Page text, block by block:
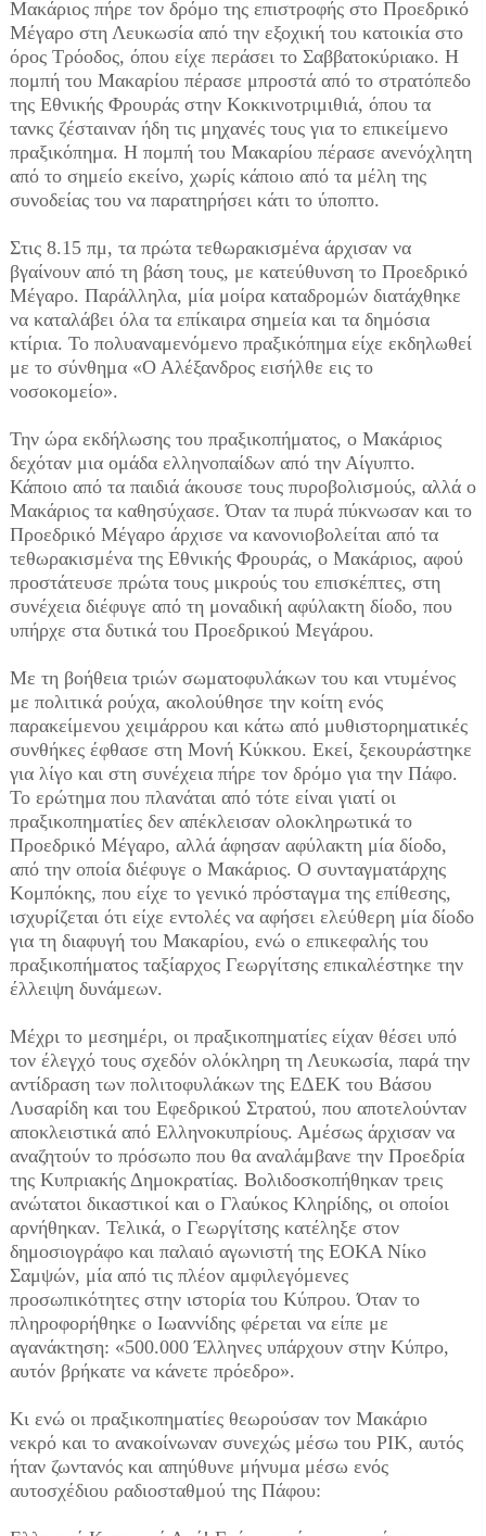
Μακάριος πήρε τον δρόμο της επιστροφής στο Προεδρικό
Μέγαρο στη Λευκωσία από την εξοχική του κατοικία στο
όρος Τρόοδος, όπου είχε περάσει το Σαββατοκύριακο. Η
πομπή του Μακαρίου πέρασε μπροστά από το στρατόπεδο
της Εθνικής Φρουράς στην Κοκκινοτριμιθιά, όπου τα
τανκς ζέσταιναν ήδη τις μηχανές τους για το επικείμενο
πραξικόπημα. Η πομπή του Μακαρίου πέρασε ανενόχλητη
από το σημείο εκείνο, χωρίς κάποιο από τα μέλη της
συνοδείας του να παρατηρήσει κάτι το ύποπτο.
Στις 8.15 πμ, τα πρώτα τεθωρακισμένα άρχισαν να
βγαίνουν από τη βάση τους, με κατεύθυνση το Προεδρικό
Μέγαρο. Παράλληλα, μία μοίρα καταδρομών διατάχθηκε
να καταλάβει όλα τα επίκαιρα σημεία και τα δημόσια
κτίρια. Το πολυαναμενόμενο πραξικόπημα είχε εκδηλωθεί
με το σύνθημα «Ο Αλέξανδρος εισήλθε εις το
νοσοκομείο».
Την ώρα εκδήλωσης του πραξικοπήματος, ο Μακάριος
δεχόταν μια ομάδα ελληνοπαίδων από την Αίγυπτο.
Κάποιο από τα παιδιά άκουσε τους πυροβολισμούς, αλλά ο
Μακάριος τα καθησύχασε. Όταν τα πυρά πύκνωσαν και το
Προεδρικό Μέγαρο άρχισε να κανονιοβολείται από τα
τεθωρακισμένα της Εθνικής Φρουράς, ο Μακάριος, αφού
προστάτευσε πρώτα τους μικρούς του επισκέπτες, στη
συνέχεια διέφυγε από τη μοναδική αφύλακτη δίοδο, που
υπήρχε στα δυτικά του Προεδρικού Μεγάρου.
Με τη βοήθεια τριών σωματοφυλάκων του και ντυμένος
με πολιτικά ρούχα, ακολούθησε την κοίτη ενός
παρακείμενου χειμάρρου και κάτω από μυθιστορηματικές
συνθήκες έφθασε στη Μονή Κύκκου. Εκεί, ξεκουράστηκε
για λίγο και στη συνέχεια πήρε τον δρόμο για την Πάφο.
Το ερώτημα που πλανάται από τότε είναι γιατί οι
πραξικοπηματίες δεν απέκλεισαν ολοκληρωτικά το
Προεδρικό Μέγαρο, αλλά άφησαν αφύλακτη μία δίοδο,
από την οποία διέφυγε ο Μακάριος. Ο συνταγματάρχης
Κομπόκης, που είχε το γενικό πρόσταγμα της επίθεσης,
ισχυρίζεται ότι είχε εντολές να αφήσει ελεύθερη μία δίοδο
για τη διαφυγή του Μακαρίου, ενώ ο επικεφαλής του
πραξικοπήματος ταξίαρχος Γεωργίτσης επικαλέστηκε την
έλλειψη δυνάμεων.
Μέχρι το μεσημέρι, οι πραξικοπηματίες είχαν θέσει υπό
τον έλεγχό τους σχεδόν ολόκληρη τη Λευκωσία, παρά την
αντίδραση των πολιτοφυλάκων της ΕΔΕΚ του Βάσου
Λυσαρίδη και του Εφεδρικού Στρατού, που αποτελούνταν
αποκλειστικά από Ελληνοκυπρίους. Αμέσως άρχισαν να
αναζητούν το πρόσωπο που θα αναλάμβανε την Προεδρία
της Κυπριακής Δημοκρατίας. Βολιδοσκοπήθηκαν τρεις
ανώτατοι δικαστικοί και ο Γλαύκος Κληρίδης, οι οποίοι
αρνήθηκαν. Τελικά, ο Γεωργίτσης κατέληξε στον
δημοσιογράφο και παλαιό αγωνιστή της ΕΟΚΑ Νίκο
Σαμψών, μία από τις πλέον αμφιλεγόμενες
προσωπικότητες στην ιστορία του Κύπρου. Όταν το
πληροφορήθηκε ο Ιωαννίδης φέρεται να είπε με
αγανάκτηση: «500.000 Έλληνες υπάρχουν στην Κύπρο,
αυτόν βρήκατε να κάνετε πρόεδρο».
Κι ενώ οι πραξικοπηματίες θεωρούσαν τον Μακάριο
νεκρό και το ανακοίνωναν συνεχώς μέσω του ΡΙΚ, αυτός
ήταν ζωντανός και απηύθυνε μήνυμα μέσω ενός
αυτοσχέδιου ραδιοσταθμού της Πάφου: